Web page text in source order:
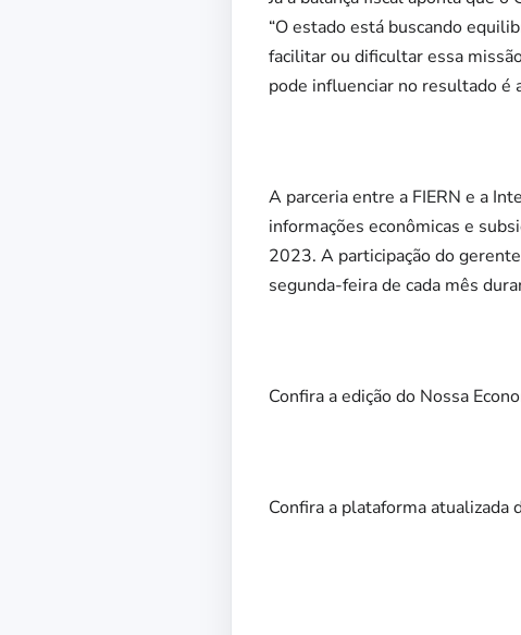
“O estado está buscando
facilitar ou dificultar essa
pode influenciar no resultado é
A parceria entre a FIERN e a
informações econômicas e
2023. A participação do
segunda-feira de cada mês
Confira a edição do Nossa
Confira a plataforma atualizada